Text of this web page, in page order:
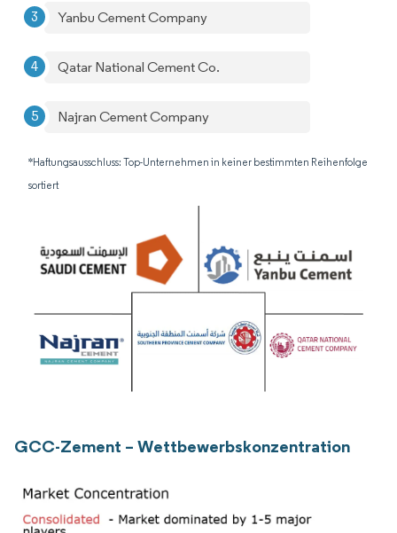
Yanbu Cement Company
Qatar National Cement Co.
Najran Cement Company
*Haftungsausschluss: Top-Unternehmen in keiner bestimmten Reihenfolge
sortiert
GCC-Zement – Wettbewerbskonzentration